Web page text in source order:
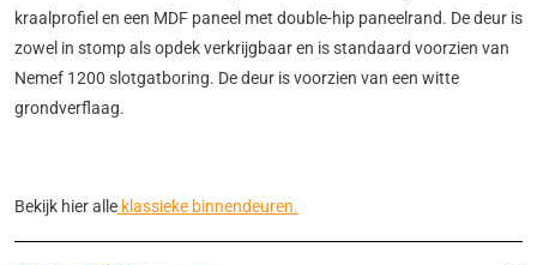
kraalprofiel en een MDF paneel met double-hip paneelrand. De deur is
zowel in stomp als opdek verkrijgbaar en is standaard voorzien van
Nemef 1200 slotgatboring. De deur is voorzien van een witte
grondverflaag.
Bekijk hier alle klassieke binnendeuren.